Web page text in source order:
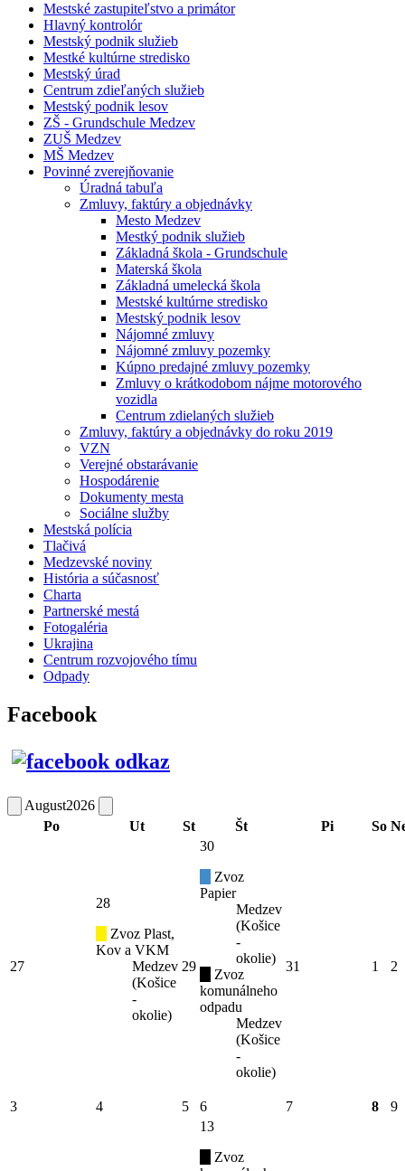
Mestské zastupiteľstvo a primátor
Hlavný kontrolór
Mestský podnik služieb
Mestké kultúrne stredisko
Mestský úrad
Centrum zdieľaných služieb
Mestský podnik lesov
ZŠ - Grundschule Medzev
ZUŠ Medzev
MŠ Medzev
Povinné zverejňovanie
Úradná tabuľa
Zmluvy, faktúry a objednávky
Mesto Medzev
Mestký podnik služieb
Základná škola - Grundschule
Materská škola
Základná umelecká škola
Mestské kultúrne stredisko
Mestský podnik lesov
Nájomné zmluvy
Nájomné zmluvy pozemky
Kúpno predajné zmluvy pozemky
Zmluvy o krátkodobom nájme motorového
vozidla
Centrum zdielaných služieb
Zmluvy, faktúry a objednávky do roku 2019
VZN
Verejné obstarávanie
Hospodárenie
Dokumenty mesta
Sociálne služby
Mestská polícia
Tlačivá
Medzevské noviny
História a súčasnosť
Charta
Partnerské mestá
Fotogaléria
Ukrajina
Centrum rozvojového tímu
Odpady
Facebook
August2026
Po
Ut St Št Pi So
27
28
Zvoz Plast,
Kov a VKM
Medzev
(Košice
-
okolie)
29
30
Zvoz
Papier
Medzev
(Košice
-
okolie)
Zvoz
komunálneho
odpadu
Medzev
(Košice
-
okolie)
31 1 2
3 4 5 6 7 8
9
13
Zvoz